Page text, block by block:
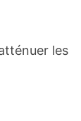
les